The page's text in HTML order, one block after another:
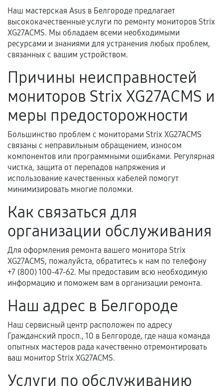
Документы для подтверждения
гарантии
Акт выполненных работ с датой, перечнем
услуг и сроком гарантии.
и кассовый чек.
Расширенная гарантия
В некоторых случаях возможно оформление
расширенной гарантии. Стоимость, сроки и
условия продления согласовываются отдельно и
фиксируются в документах.
Когда гарантия не действует
Нарушение правил эксплуатации,
перегрев, коррозия.
Самостоятельный ремонт или вмешательство
третьих лиц.
Естественный износ деталей, если иное не
предусмотрено отдельно.
Обращение после окончания гарантийного
Наш мастерская Asus в Белгороде предлагает
высококачественные услуги по ремонту мониторов Strix
XG27ACMS. Мы обладаем всеми необходимыми
ресурсами и знаниями для устранения любых проблем,
связанных с вашим устройством.
Причины неисправностей
мониторов Strix XG27ACMS и
меры предосторожности
Большинство проблем с мониторами Strix XG27ACMS
связаны с неправильным обращением, износом
компонентов или программными ошибками. Регулярная
чистка, защита от перепадов напряжения и
использование качественных кабелей помогут
минимизировать многие поломки.
Как связаться для
организации обслуживания
Для оформления ремонта вашего монитора Strix
XG27ACMS, пожалуйста, обратитесь к нам по телефону
+7 (800) 100-47-62. Мы предоставим всю необходимую
информацию и поможем вам в организации ремонта.
Наш адрес в Белгороде
Наш сервисный центр расположен по адресу
Гражданский просп., 10 в Белгороде, где наша команда
опытных мастеров рада качественно отремонтировать
ваш монитор Strix XG27ACMS.
Услуги по обслуживанию